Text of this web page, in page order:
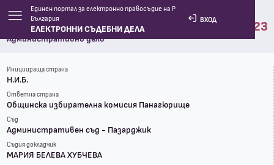
Единен портал за електронно правосъдие на Р
България
ЕЛЕКТРОННИ СЪДЕБНИ ДЕЛА
ВХОД
Съдебни дела
Дело № 1121 2023
Административно дело
Инициираща страна
Н.И.Б.
Ответна страна
Общинска избирателна комисия Панагюрище
Съд
Административен съд - Пазарджик
Съдия докладчик
МАРИЯ БЕЛЕВА ХУБЧЕВА